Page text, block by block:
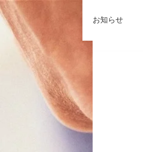
お知らせ